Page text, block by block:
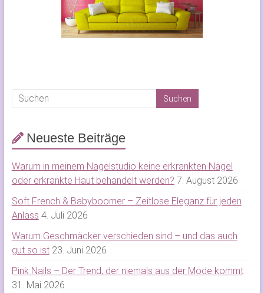
Neueste Beiträge
Warum in meinem Nagelstudio keine erkrankten Nägel
oder erkrankte Haut behandelt werden? 7. August 2026
Soft French & Babyboomer – Zeitlose Eleganz für jeden
Anlass 4. Juli 2026
Warum Geschmäcker verschieden sind – und das auch
gut so ist 23. Juni 2026
Pink Nails – Der Trend, der niemals aus der Mode kommt
31. Mai 2026